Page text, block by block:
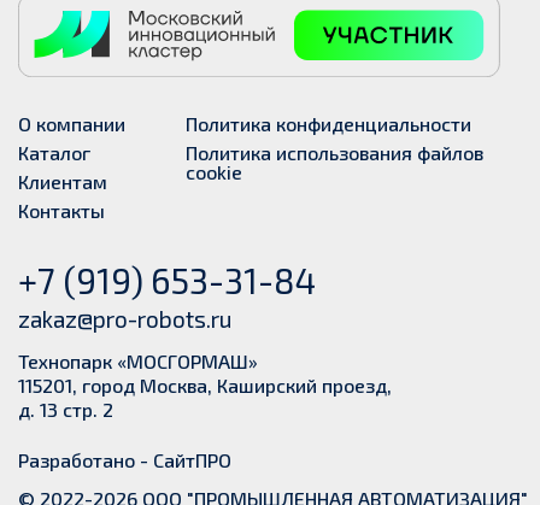
О компании
Каталог
Клиентам
Контакты
Политика конфиденциальности
Политика использования файлов
cookie
+7 (919) 653-31-84
zakaz@pro-robots.ru
Технопарк «МОСГОРМАШ»
115201, город Москва, Каширский проезд,
д. 13 стр. 2
© 2022-2026 ООО "ПРОМЫШЛЕННАЯ АВТОМАТИЗАЦИЯ"
Разработано - СайтПРО